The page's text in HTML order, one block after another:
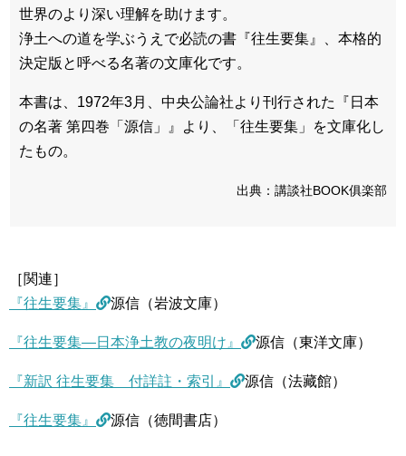
世界のより深い理解を助けます。
浄土への道を学ぶうえで必読の書『往生要集』、本格的
決定版と呼べる名著の文庫化です。
本書は、1972年3月、中央公論社より刊行された『日本
の名著 第四巻「源信」』より、「往生要集」を文庫化し
たもの。
出典：講談社BOOK俱楽部
［関連］
『往生要集』
源信（岩波文庫）
『往生要集―日本浄土教の夜明け』 源信（東洋文庫）
『新訳 往生要集 付詳註・索引』 源信（法藏館）
『往生要集』 源信（徳間書店）